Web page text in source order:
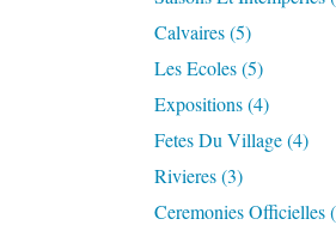
Calvaires(5)
Les Ecoles(5)
Expositions(4)
Fetes Du Village(4)
Rivieres(3)
Ceremonies Officielles